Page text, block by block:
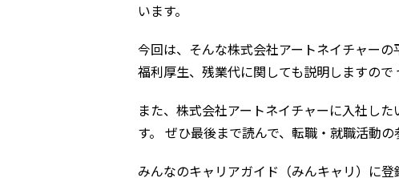
います。
今回は、そんな株式会社アートネイチャー
福利厚生、残業代に関しても説明しますの
また、株式会社アートネイチャーに入社し
す。 ぜひ最後まで読んで、転職・就職活動の
みんなのキャリアガイド（みんキャリ）に